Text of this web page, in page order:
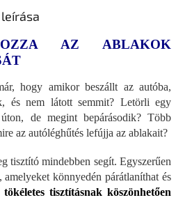
AZ ABLAKOK
hogy amikor beszállt az autóba,
és nem látott semmit? Letörli egy
de megint bepárásodik? Több
az autóléghűtés lefújja az ablakait?
tisztító mindebben segít. Egyszerűen
könnyedén párátlaníthat és
tökéletes tisztításnak köszönhetően